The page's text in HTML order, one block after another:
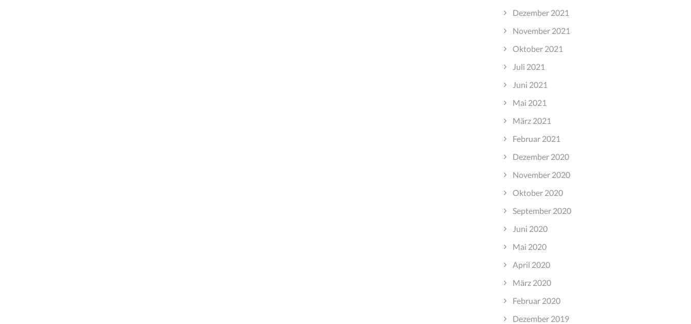
Dezember 2021
November 2021
Oktober 2021
Juli 2021
Juni 2021
Mai 2021
März 2021
Februar 2021
Dezember 2020
November 2020
Oktober 2020
September 2020
Juni 2020
Mai 2020
April 2020
März 2020
Februar 2020
Dezember 2019